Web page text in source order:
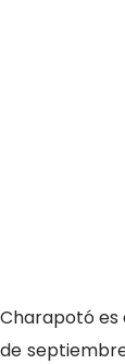
Charapotó es
de